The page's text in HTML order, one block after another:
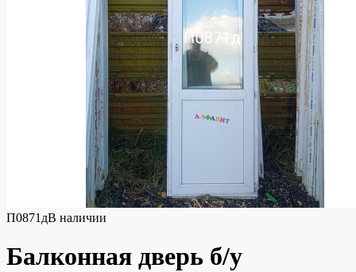
П0871дВ наличии
Балконная дверь б/у